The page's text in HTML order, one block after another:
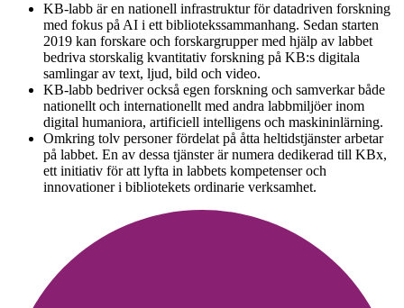
KB-labb är en nationell infrastruktur för datadriven forskning
med fokus på AI i ett bibliotekssammanhang. Sedan starten
2019 kan forskare och forskargrupper med hjälp av labbet
bedriva storskalig kvantitativ forskning på KB:s digitala
samlingar av text, ljud, bild och video.
KB-labb bedriver också egen forskning och samverkar både
nationellt och internationellt med andra labbmiljöer inom
digital humaniora, artificiell intelligens och maskininlärning.
Omkring tolv personer fördelat på åtta heltidstjänster arbetar
på labbet. En av dessa tjänster är numera dedikerad till KBx,
ett initiativ för att lyfta in labbets kompetenser och
innovationer i bibliotekets ordinarie verksamhet.